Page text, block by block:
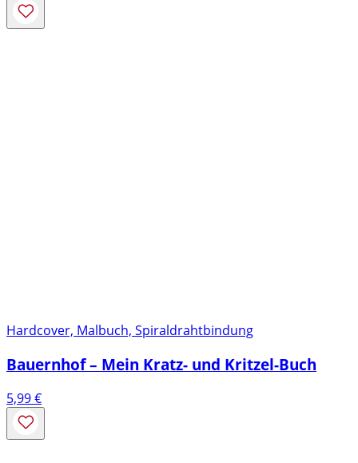
Hardcover, Malbuch, Spiraldrahtbindung
Bauernhof – Mein Kratz- und Kritzel-Buch
5,99€